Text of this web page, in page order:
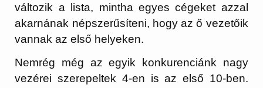
változik a lista, mintha egyes cégeket azzal
akarnának népszerűsíteni, hogy az ő vezetőik
vannak az első helyeken.
Nemrég még az egyik konkurenciánk nagy
vezérei szerepeltek 4-en is az első 10-ben.